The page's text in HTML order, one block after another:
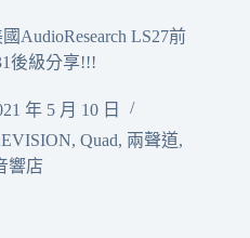
AudioResearch LS27前
後級分享!!!
年 5 月 10 日
, Quad, 兩聲道,
響店